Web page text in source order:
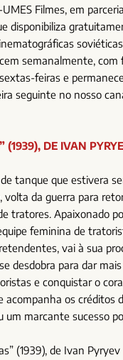
Filmes, em
disponibiliza
semanalmente, com
feiras e
seguinte no nosso
(1939), DE IVAN
tanque que estivera
volta da guerra para
tratores. Apaixonado
feminina de
vai à sua
desdobra para dar
e conquistar o
acompanha os créditos
um marcante sucesso
(1939), de Ivan Pyryev